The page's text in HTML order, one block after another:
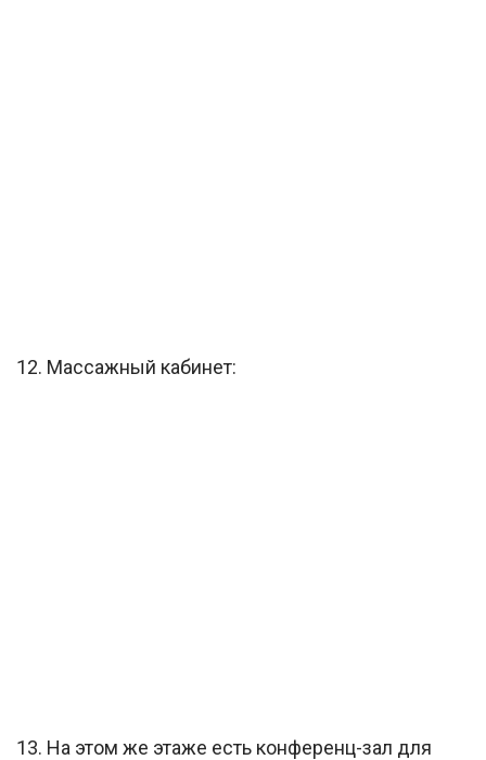
12. Массажный кабинет:
13. На этом же этаже есть конференц-зал для